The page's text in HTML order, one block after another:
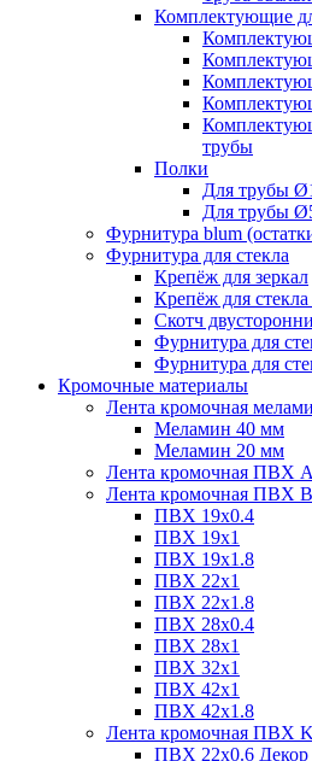
Комплектующие
трубы
Полки
Для трубы
Для трубы
Фурнитура blum
Фурнитура для стекла
Крепёж для зеркал
Крепёж для
Скотч
Фурнитура для
Фурнитура для
Кромочные материалы
Лента кромочная
Меламин 40 мм
Меламин 20 мм
Лента кромочная ПВХ
Лента кромочная ПВХ
ПВХ 19x0.4
ПВХ 19х1
ПВХ 19х1.8
ПВХ 22х1
ПВХ 22х1.8
ПВХ 28х0.4
ПВХ 28х1
ПВХ 32x1
ПВХ 42х1
ПВХ 42х1.8
Лента кромочная ПВХ
ПВХ 22x0.6 Декор